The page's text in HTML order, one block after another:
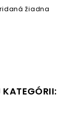
žiadna
KATEGÓRII: